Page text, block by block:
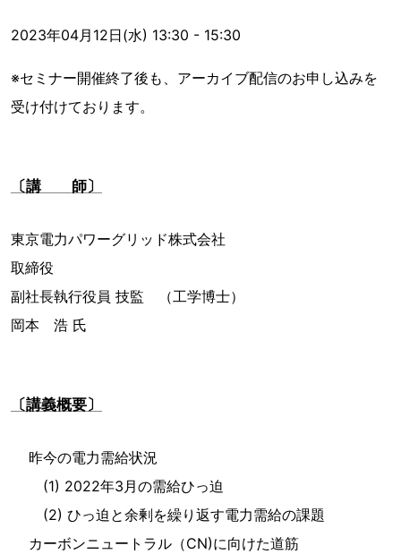
2023年04月12日(水) 13:30 - 15:30
※セミナー開催終了後も、アーカイブ配信のお申し込みを
受け付けております。
〔講 師〕
東京電力パワーグリッド株式会社
取締役
副社長執行役員 技監 （工学博士）
岡本 浩 氏
〔講義概要〕
昨今の電力需給状況
(1) 2022年3月の需給ひっ迫
(2) ひっ迫と余剰を繰り返す電力需給の課題
カーボンニュートラル（CN)に向けた道筋